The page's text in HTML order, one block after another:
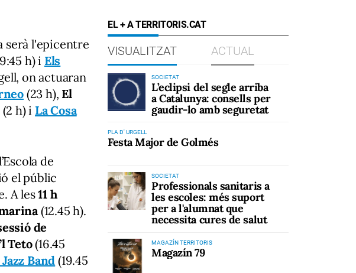
serà l'epicentre
h)i Els
on actuaran
(23 h), El
(2 h) i La Cosa
de
el públic
A les11 h
(12.45 h).
de
Teto(16.45
Band (19.45
EL + A TERRITORIS.CAT
VISUALITZAT ACTUAL
SOCIETAT
L’eclipsi del segle arriba
a Catalunya: consells per
gaudir-lo amb seguretat
PLA D' URGELL
Festa Major de Golmés
SOCIETAT
Professionals sanitaris a
les escoles: més suport
per a l'alumnat que
necessita cures de salut
MAGAZÍN TERRITORIS
Magazín 79